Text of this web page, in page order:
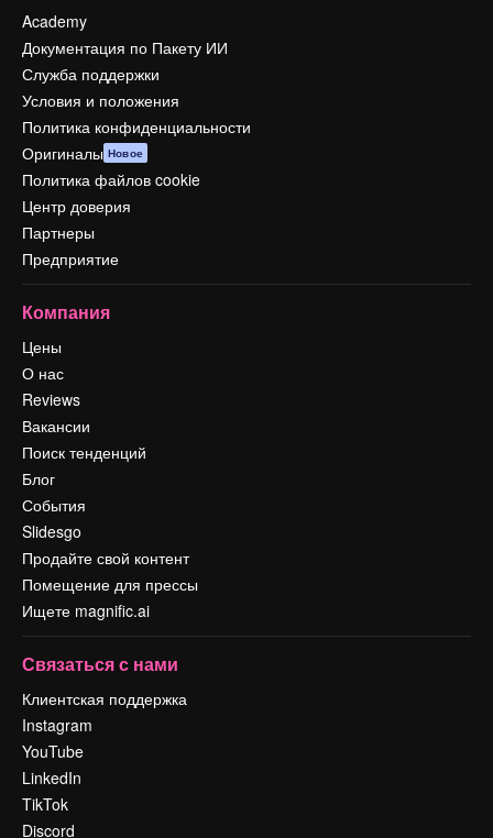
Academy
Документация по Пакету ИИ
Служба поддержки
Условия и положения
Политика конфиденциальности
Оригиналы Новое
Политика файлов cookie
Центр доверия
Партнеры
Предприятие
Компания
Цены
О нас
Reviews
Вакансии
Поиск тенденций
Блог
События
Slidesgo
Продайте свой контент
Помещение для прессы
Ищете magnific.ai
Связаться с нами
Клиентская поддержка
Instagram
YouTube
LinkedIn
TikTok
Discord